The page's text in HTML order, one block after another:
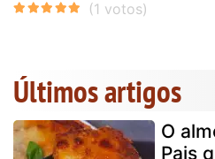
Últimos artigos
O
Pais